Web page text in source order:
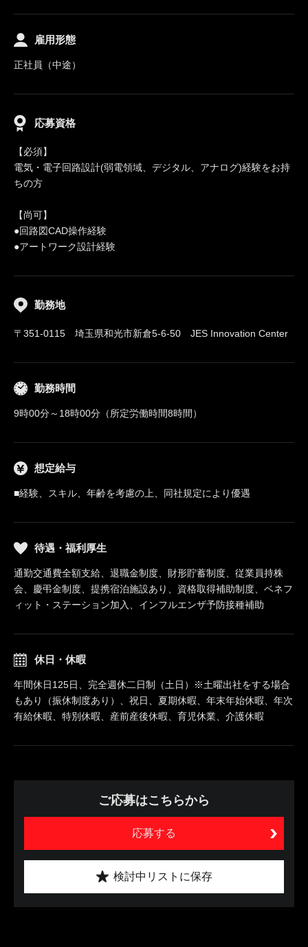
雇用形態
正社員（中途）
応募資格
【必須】
電気・電子回路設計(弱電領域、デジタル、アナログ)経験をお持
ちの方
【尚可】
●回路図CAD操作経験
●アートワーク設計経験
勤務地
〒351-0115 埼玉県和光市新倉5-6-50 JES Innovation Center
勤務時間
9時00分～18時00分（所定労働時間8時間）
想定給与
■経験、スキル、年齢を考慮の上、同社規定により優遇
待遇・福利厚生
通勤交通費全額支給、退職金制度、財形貯蓄制度、従業員持株
会、慶弔金制度、提携宿泊施設あり、資格取得補助制度、ベネフ
ィット・ステーション加入、インフルエンザ予防接種補助
休日・休暇
年間休日125日、完全週休二日制（土日）※土曜出社をする場合
もあり（振休制度あり）、祝日、夏期休暇、年末年始休暇、年次
有給休暇、特別休暇、産前産後休暇、育児休業、介護休暇
ご応募はこちらから
応募する
検討中リストに保存